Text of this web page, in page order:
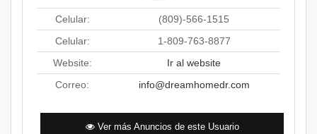
Celular:
(809)-566-1515
Celular:
1-809-763-8877
Website:
Ir al website
Correo:
info@dreamhomedr.com
Ver más Anuncios de este Usuario